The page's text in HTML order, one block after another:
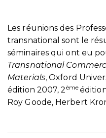
Les réunions des
transnational sont le
séminaires qui ont eu
Transnational
Materials, Oxford
édition 2007, 2ème
Roy Goode, Herbert